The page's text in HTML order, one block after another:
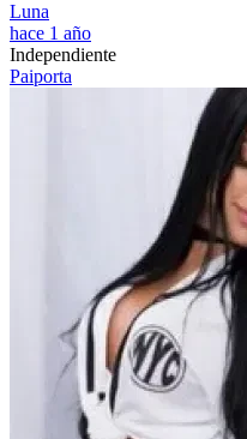
Luna
hace 1 año
Independiente
Paiporta